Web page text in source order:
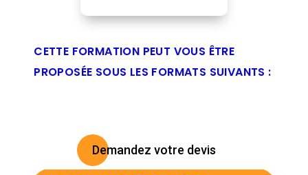
CETTE FORMATION PEUT VOUS ÊTRE
PROPOSÉE SOUS LES FORMATS SUIVANTS :
Demandez votre devis